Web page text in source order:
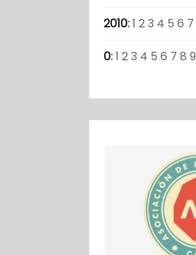
2010:1 23 4 5 6 7
0:1 23 4 5 6 7 8 9